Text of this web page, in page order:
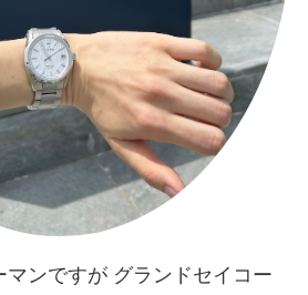
ンですが グランドセイコー